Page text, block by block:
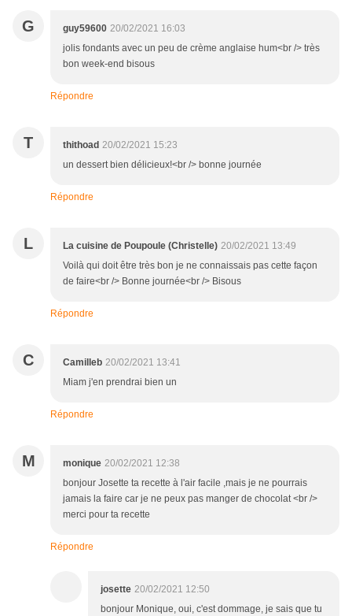
G guy59600 20/02/2021 16:03
jolis fondants avec un peu de crème anglaise hum<br /> très
bon week-end bisous
Répondre
T thithoad 20/02/2021 15:23
un dessert bien délicieux!<br /> bonne journée
Répondre
L La cuisine de Poupoule (Christelle) 20/02/2021 13:49
Voilà qui doit être très bon je ne connaissais pas cette façon
de faire<br /> Bonne journée<br /> Bisous
Répondre
C Camilleb 20/02/2021 13:41
Miam j'en prendrai bien un
Répondre
M monique 20/02/2021 12:38
bonjour Josette ta recette à l'air facile ,mais je ne pourrais
jamais la faire car je ne peux pas manger de chocolat <br />
merci pour ta recette
Répondre
josette 20/02/2021 12:50
bonjour Monique, oui, c'est dommage, je sais que tu